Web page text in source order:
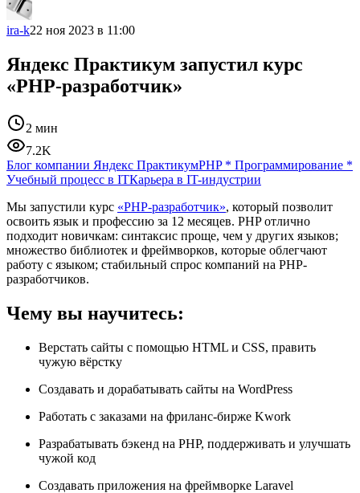
ira-k22 ноя 2023 в 11:00
Яндекс Практикум запустил курс
«PHP-разработчик»
2 мин
7.2K
Блог компании Яндекс ПрактикумPHP* Программирование *
Учебный процесс в ITКарьера в IT-индустрии
Мы запустили курс «PHP-разработчик», который позволит
освоить язык и профессию за 12 месяцев. PHP отлично
подходит новичкам: синтаксис проще, чем у других языков;
множество библиотек и фреймворков, которые облегчают
работу с языком; стабильный спрос компаний на PHP-
разработчиков.
Чему вы научитесь:
Верстать сайты с помощью HTML и CSS, править
чужую вёрстку
Создавать и дорабатывать сайты на WordPress
Работать с заказами на фриланс-бирже Kwork
Разрабатывать бэкенд на PHP, поддерживать и улучшать
чужой код
Создавать приложения на фреймворке Laravel